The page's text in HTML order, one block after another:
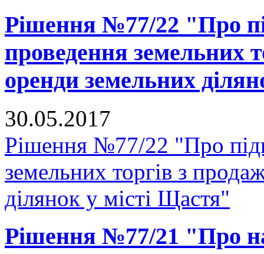
Рішення №77/22 "Про
проведення земельних
оренди земельних
30.05.2017
Рішення №77/22 "Про
земельних торгів з
ділянок у місті Щастя"
Рішення №77/21 "Про